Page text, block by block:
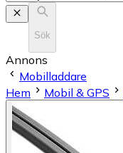
Sök
Annons
Mobilladdare
Hem
Mobil & GPS